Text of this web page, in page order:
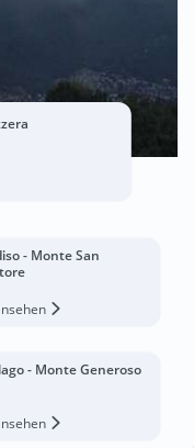
- Monte San
- Monte Generoso